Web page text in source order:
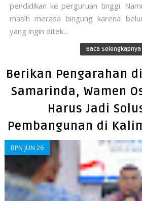
pendidikan ke perguruan tinggi.
masih merasa bingung karena
yang ingin ditek...
Baca Selengkapnya
Berikan Pengarahan
Samarinda, Wamen
Harus Jadi
Pembangunan di
BPN JUN 26